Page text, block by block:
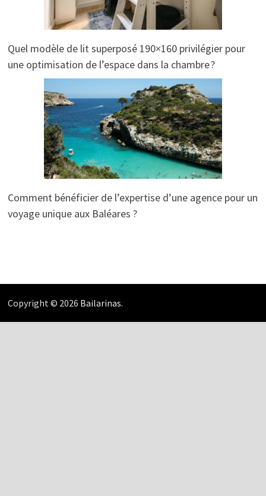
Quel modèle de lit superposé 190×160 privilégier pour
une optimisation de l’espace dans la chambre ?
Comment bénéficier de l’expertise d’une agence pour un
voyage unique aux Baléares ?
Copyright © 2026 Bailarinas.